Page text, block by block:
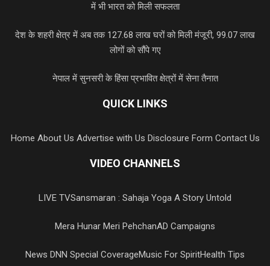
में भी भारत को मिली सफलता
देश के शहरी क्षेत्र में अब तक 127.68 लाख घरों को मिली मंजूरी, 99.07 लाख
लोगों को सौंपे गए
नेपाल में सुनसरी के हिंसा प्रभावित क्षेत्रों में सेना तैनात
QUICK LINKS
Home About Us Advertise with Us Disclosure Form Contact Us
VIDEO CHANNELS
LIVE TVSansmaran : Sahaja Yoga A Story Untold
Mera Hunar Meri PehchanAD Campaigns
News DNN Special CoverageMusic For SpiritHealth Tips